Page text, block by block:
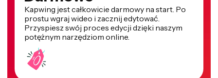
Kapwing jest całkowicie darmowy na start. Po
prostu wgraj wideo i zacznij edytować.
Przyspiesz swój proces edycji dzięki naszym
potężnym narzędziom online.